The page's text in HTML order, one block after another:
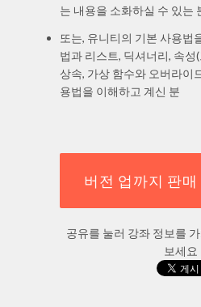
는 내용을 소화하실 수 있는
또는, 유니티의 기본 사용법
법과 리스트, 딕셔너리, 속성
상속, 가상 함수와 오버라이
용법을 이해하고 계신 분
버전 업까지 판
공유를 눌러 강좌 정보를
보세요